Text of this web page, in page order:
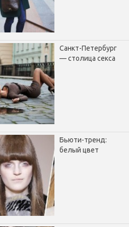
Санкт-Петербург
— столица секса
Бьюти-тренд:
белый цвет